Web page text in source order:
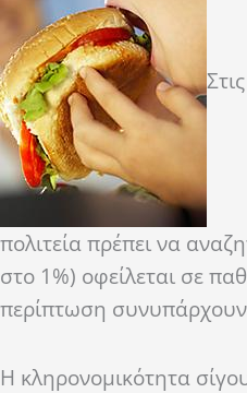
πολιτεία πρέπει να
στο 1%) οφείλεται σε
περίπτωση
Η κληρονομικότητα